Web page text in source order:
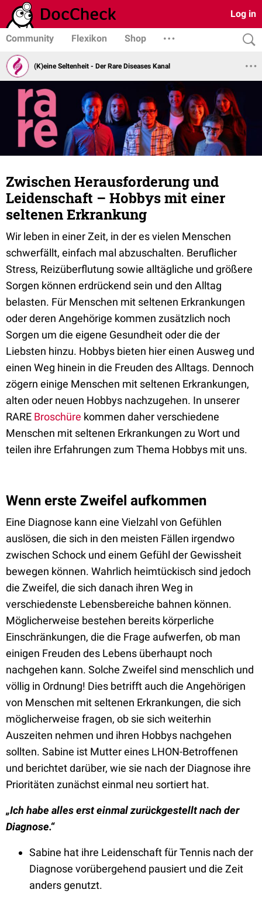
Log in
Community Flexikon Shop
(K)eine Seltenheit - Der Rare Diseases Kanal
Zwischen Herausforderung und
Leidenschaft – Hobbys mit einer
seltenen Erkrankung
Wir leben in einer Zeit, in der es vielen Menschen
schwerfällt, einfach mal abzuschalten. Beruflicher
Stress, Reizüberflutung sowie alltägliche und größere
Sorgen können erdrückend sein und den Alltag
belasten. Für Menschen mit seltenen Erkrankungen
oder deren Angehörige kommen zusätzlich noch
Sorgen um die eigene Gesundheit oder die der
Liebsten hinzu. Hobbys bieten hier einen Ausweg und
einen Weg hinein in die Freuden des Alltags. Dennoch
zögern einige Menschen mit seltenen Erkrankungen,
alten oder neuen Hobbys nachzugehen. In unserer
RARE Broschüre kommen daher verschiedene
Menschen mit seltenen Erkrankungen zu Wort und
teilen ihre Erfahrungen zum Thema Hobbys mit uns.
Wenn erste Zweifel aufkommen
Eine Diagnose kann eine Vielzahl von Gefühlen
auslösen, die sich in den meisten Fällen irgendwo
zwischen Schock und einem Gefühl der Gewissheit
bewegen können. Wahrlich heimtückisch sind jedoch
die Zweifel, die sich danach ihren Weg in
verschiedenste Lebensbereiche bahnen können.
Möglicherweise bestehen bereits körperliche
Einschränkungen, die die Frage aufwerfen, ob man
einigen Freuden des Lebens überhaupt noch
nachgehen kann. Solche Zweifel sind menschlich und
völlig in Ordnung! Dies betrifft auch die Angehörigen
von Menschen mit seltenen Erkrankungen, die sich
möglicherweise fragen, ob sie sich weiterhin
Auszeiten nehmen und ihren Hobbys nachgehen
sollten. Sabine ist Mutter eines LHON-Betroffenen
und berichtet darüber, wie sie nach der Diagnose ihre
Prioritäten zunächst einmal neu sortiert hat.
„Ich habe alles erst einmal zurückgestellt nach der
Diagnose.“
Sabine hat ihre Leidenschaft für Tennis nach der
Diagnose vorübergehend pausiert und die Zeit
anders genutzt.